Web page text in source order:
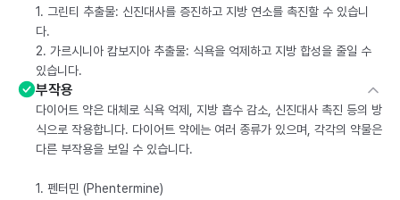
1. 그린티 추출물: 신진대사를 증진하고 지방 연소를 촉진할 수 있습니
다.
2. 가르시니아 캄보지아 추출물: 식욕을 억제하고 지방 합성을 줄일 수
있습니다.
부작용
다이어트 약은 대체로 식욕 억제, 지방 흡수 감소, 신진대사 촉진 등의 방
식으로 작용합니다. 다이어트 약에는 여러 종류가 있으며, 각각의 약물은
다른 부작용을 보일 수 있습니다.
1. 펜터민 (Phentermine)